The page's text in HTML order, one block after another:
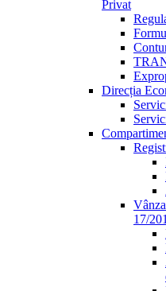
Privat
Direcția
17/